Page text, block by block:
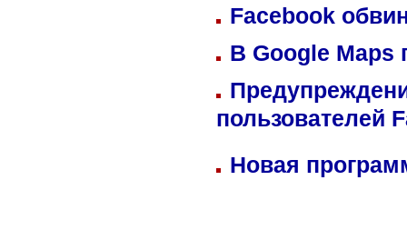
Facebook
В Google Maps
пользователей
Новая